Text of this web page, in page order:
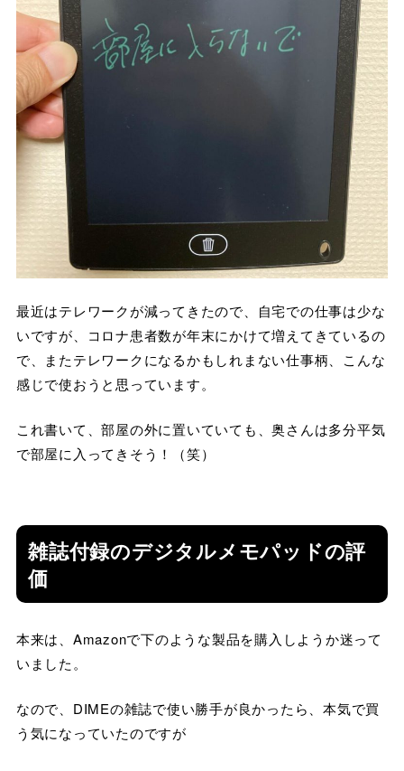
最近はテレワークが減ってきたので、自宅での仕事は少な
いですが、コロナ患者数が年末にかけて増えてきているの
で、またテレワークになるかもしれまない仕事柄、こんな
感じで使おうと思っています。
これ書いて、部屋の外に置いていても、奥さんは多分平気
で部屋に入ってきそう！（笑）
雑誌付録のデジタルメモパッドの評
価
本来は、Amazonで下のような製品を購入しようか迷って
いました。
なので、DIMEの雑誌で使い勝手が良かったら、本気で買
う気になっていたのですが